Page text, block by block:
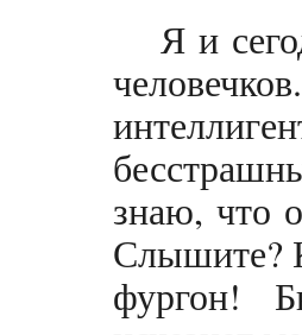
Я и
знаю, что
Слышите?
фургон!